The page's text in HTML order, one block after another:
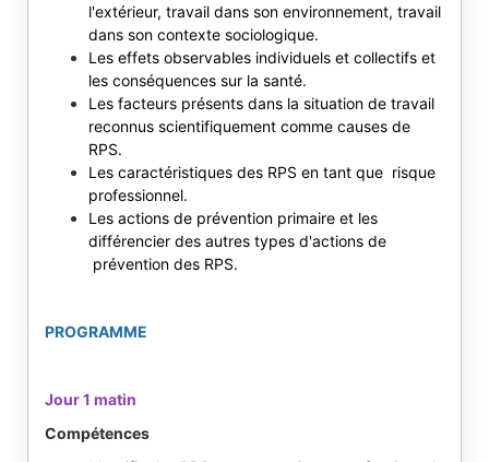
l'extérieur, travail dans son environnement, travail
dans son contexte sociologique.
Les effets observables individuels et collectifs et
les conséquences sur la santé.
Les facteurs présents dans la situation de travail
reconnus scientifiquement comme causes de
RPS.
Les caractéristiques des RPS en tant que risque
professionnel.
Les actions de prévention primaire et les
différencier des autres types d'actions de
prévention des RPS.
PROGRAMME
Jour 1 matin
Compétences